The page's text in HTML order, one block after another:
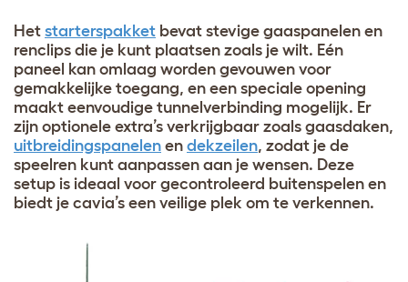
Het starterspakket bevat stevige gaaspanelen en
renclips die je kunt plaatsen zoals je wilt. Eén
paneel kan omlaag worden gevouwen voor
gemakkelijke toegang, en een speciale opening
maakt eenvoudige tunnel­verbinding mogelijk. Er
zijn optionele extra’s verkrijgbaar zoals gaasdaken,
uitbreidingspanelen en dekzeilen, zodat je de
speelren kunt aanpassen aan je wensen. Deze
setup is ideaal voor gecontroleerd buitenspelen en
biedt je cavia’s een veilige plek om te verkennen.